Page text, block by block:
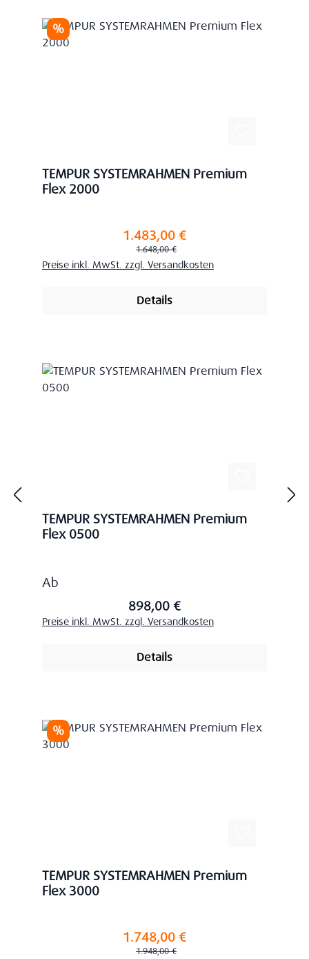
Rabatt
%
TEMPUR SYSTEMRAHMEN Premium
Flex 2000
Verkaufspreis:1.483,00 €
Regulärer Preis:
1.648,00 €
Preise inkl. MwSt. zzgl. Versandkosten
Details
TEMPUR SYSTEMRAHMEN Premium
Flex 0500
Regulärer Preis:
Ab
898,00 €
Preise inkl. MwSt. zzgl. Versandkosten
Details
Rabatt
%
TEMPUR SYSTEMRAHMEN Premium
Flex 3000
Verkaufspreis:1.748,00 €
Regulärer Preis:
1.948,00 €